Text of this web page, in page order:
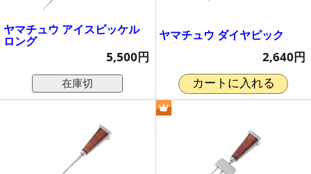
ヤマチュウ アイスピッケル
ロング
5,500円
在庫切
ヤマチュウ ダイヤピック
2,640円
カートに入れる